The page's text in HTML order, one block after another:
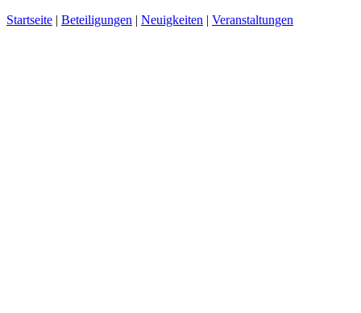
Startseite | Beteiligungen | Neuigkeiten | Veranstaltungen